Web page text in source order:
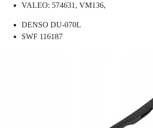
VALEO: 574631, VM136,
DENSO DU-070L
SWF 116187